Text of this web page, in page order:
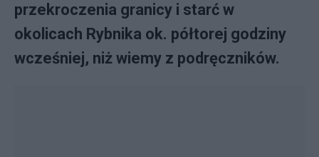
przekroczenia granicy i starć w
okolicach Rybnika ok. półtorej godziny
wcześniej, niż wiemy z podręczników.